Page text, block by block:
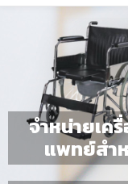
จำหน่ายเค
แพทย์สำ